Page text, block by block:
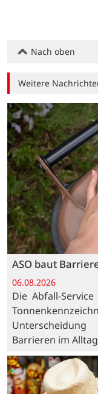
Nach oben
Weitere
ASO baut
06.08.2026
Die Abfall-
Barrieren im